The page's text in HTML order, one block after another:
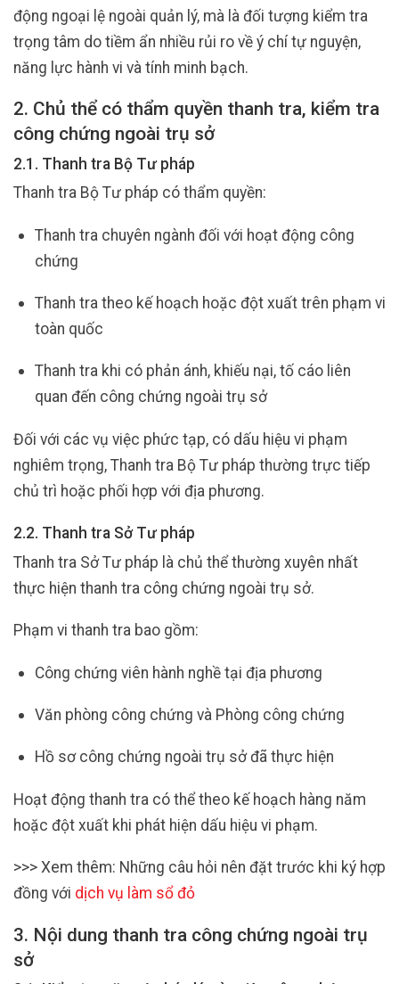
động ngoại lệ ngoài quản lý, mà là đối tượng kiểm tra
trọng tâm do tiềm ẩn nhiều rủi ro về ý chí tự nguyện,
năng lực hành vi và tính minh bạch.
2. Chủ thể có thẩm quyền thanh tra, kiểm tra
công chứng ngoài trụ sở
2.1. Thanh tra Bộ Tư pháp
Thanh tra Bộ Tư pháp có thẩm quyền:
Thanh tra chuyên ngành đối với hoạt động công
chứng
Thanh tra theo kế hoạch hoặc đột xuất trên phạm vi
toàn quốc
Thanh tra khi có phản ánh, khiếu nại, tố cáo liên
quan đến công chứng ngoài trụ sở
Đối với các vụ việc phức tạp, có dấu hiệu vi phạm
nghiêm trọng, Thanh tra Bộ Tư pháp thường trực tiếp
chủ trì hoặc phối hợp với địa phương.
2.2. Thanh tra Sở Tư pháp
Thanh tra Sở Tư pháp là chủ thể thường xuyên nhất
thực hiện thanh tra công chứng ngoài trụ sở.
Phạm vi thanh tra bao gồm:
Công chứng viên hành nghề tại địa phương
Văn phòng công chứng và Phòng công chứng
Hồ sơ công chứng ngoài trụ sở đã thực hiện
Hoạt động thanh tra có thể theo kế hoạch hàng năm
hoặc đột xuất khi phát hiện dấu hiệu vi phạm.
>>> Xem thêm: Những câu hỏi nên đặt trước khi ký hợp
đồng với dịch vụ làm sổ đỏ
3. Nội dung thanh tra công chứng ngoài trụ
sở